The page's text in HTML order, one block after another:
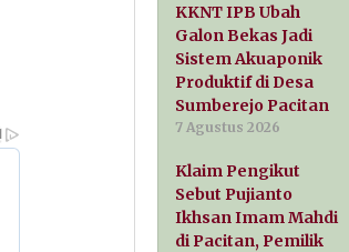
KKNT IPB Ubah
Galon Bekas Jadi
Sistem Akuaponik
Produktif di Desa
Sumberejo Pacitan
7 Agustus 2026
Klaim Pengikut
Sebut Pujianto
Ikhsan Imam Mahdi
di Pacitan, Pemilik